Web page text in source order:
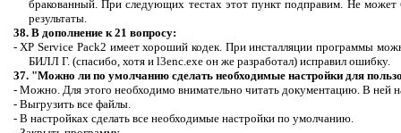
бракованный. При следующих тестах этот пункт подправим. Не может
результаты.
38. В дополнение к 21 вопросу:
-XP Service Pack2 имеет хороший кодек. При инсталляции программы
БИЛЛ Г. (спасибо, хотя и l3enc.exe он же разработал) исправил ошибку.
37. "Можно ли по умолчанию сделать необходимые настройки для
- Можно. Для этого необходимо внимательно читать документацию. В ней
- Выгрузить все файлы.
- В настройках сделать все необходимые настройки по умолчанию.